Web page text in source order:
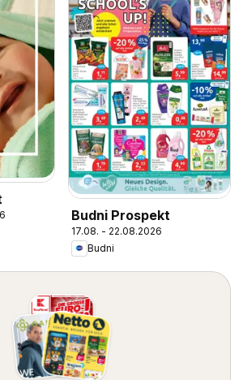
Budni Prospekt
17.08. - 22.08.2026
Budni